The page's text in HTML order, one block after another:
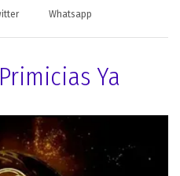
Whatsapp
Ya